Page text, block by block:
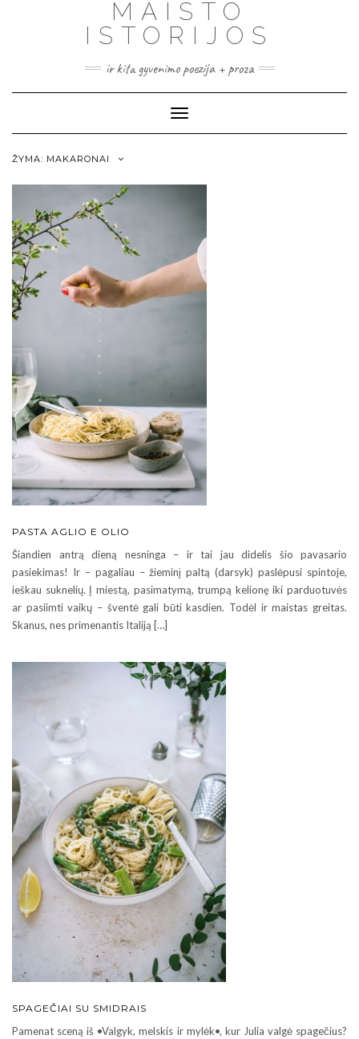
MAISTO
ISTORIJOS
ir kita gyvenimo poezija + proza
Toggle
Navigation
ŽYMA: MAKARONAI
PASTA AGLIO E OLIO
Šiandien antrą dieną nesninga – ir tai jau didelis šio pavasario
pasiekimas! Ir – pagaliau – žieminį paltą (darsyk) paslėpusi spintoje,
ieškau suknelių. Į miestą, pasimatymą, trumpą kelionę iki parduotuvės
ar pasiimti vaikų – šventė gali būti kasdien. Todėl ir maistas greitas.
Skanus, nes primenantis Italiją […]
SPAGEČIAI SU SMIDRAIS
Pamenat sceną iš •Valgyk, melskis ir mylėk•, kur Julia valgė spagečius?